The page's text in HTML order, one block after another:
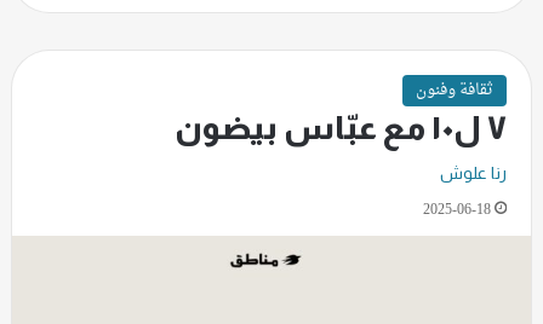
ثقافة وفنون
٧ ل١٠ مع عبّاس بيضون
رنا علوش
2025-06-18